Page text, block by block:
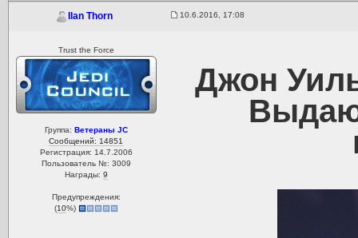
Ilan Thorn 10.6.2016, 17:08
Trust the Force
Группа: Ветераны JC
Сообщений: 14851
Регистрация: 14.7.2006
Пользователь №: 3009
Награды: 9
Предупреждения:
(10%)
Джон